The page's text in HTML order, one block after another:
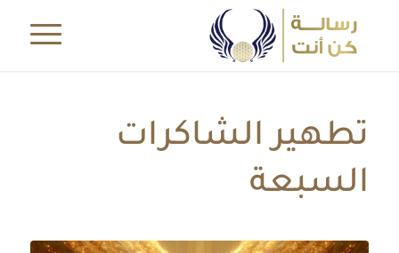
تطهير الشاكرات
السبعة